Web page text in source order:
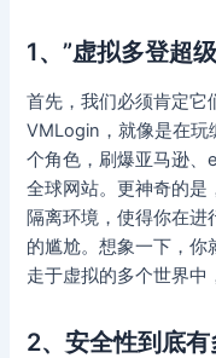
1、”虚拟多登超
首先，我们必须肯定它
VMLogin，就像是在玩
个角色，刷爆亚马逊、
全球网站。更神奇的是
隔离环境，使得你在进
的尴尬。想象一下，你
走于虚拟的多个世界中
2、安全性到底有